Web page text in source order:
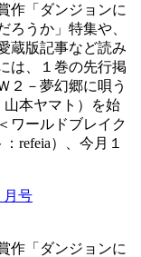
作「ダンジョンに
ろうか」特集や、
蔵版記事など読み
は、１巻の先行掲
２－夢幻郷に唄う
本ヤマト）を始
ワールドブレイク
refeia）、今月１
作「ダンジョンに